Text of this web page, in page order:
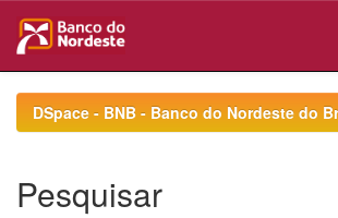
navigationDSpace - BNB - Banco do Nordeste do
Pesquisar